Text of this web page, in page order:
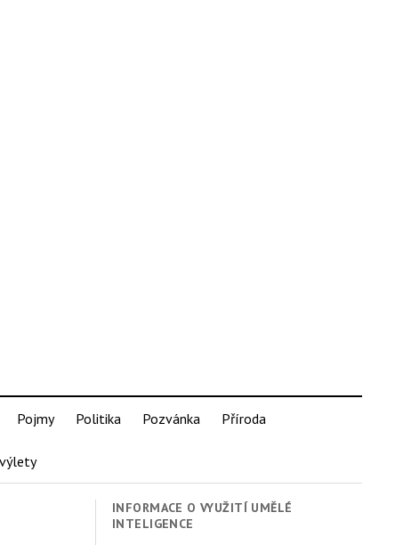
Pojmy Politika Pozvánka Příroda
INFORMACE O VYUŽITÍ UMĚLÉ
INTELIGENCE